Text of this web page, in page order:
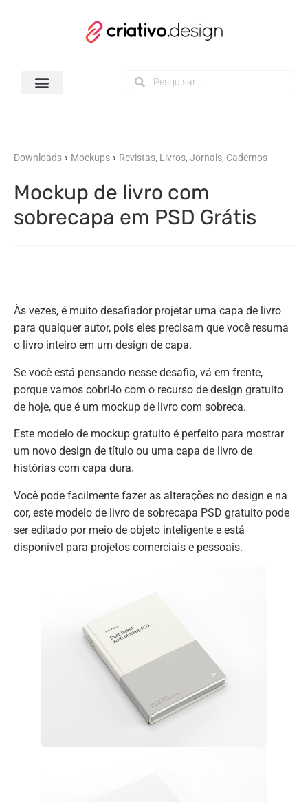
Downloads › Mockups › Revistas, Livros, Jornais, Cadernos
Mockup de livro com
sobrecapa em PSD Grátis
Às vezes, é muito desafiador projetar uma capa de livro
para qualquer autor, pois eles precisam que você resuma
o livro inteiro em um design de capa.
Se você está pensando nesse desafio, vá em frente,
porque vamos cobri-lo com o recurso de design gratuito
de hoje, que é um mockup de livro com sobreca.
Este modelo de mockup gratuito é perfeito para mostrar
um novo design de título ou uma capa de livro de
histórias com capa dura.
Você pode facilmente fazer as alterações no design e na
cor, este modelo de livro de sobrecapa PSD gratuito pode
ser editado por meio de objeto inteligente e está
disponível para projetos comerciais e pessoais.